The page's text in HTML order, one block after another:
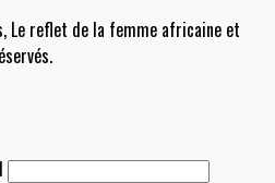
reflet de la femme africaine et